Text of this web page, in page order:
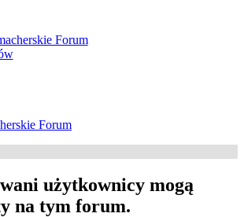
Forum
Forum
użytkownicy mogą
na tym forum.